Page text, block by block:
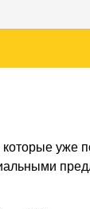
уже